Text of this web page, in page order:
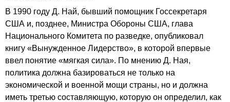
В 1990 году Д. Най, бывший помощник Госсекретаря
США и, позднее, Министра Обороны США, глава
Национального Комитета по разведке, опубликовал
книгу «Вынужденное Лидерство», в которой впервые
ввел понятие «мягкая сила». По мнению Д. Ная,
политика должна базироваться не только на
экономической и военной мощи страны, но и должна
иметь третью составляющую, которую он определил, как